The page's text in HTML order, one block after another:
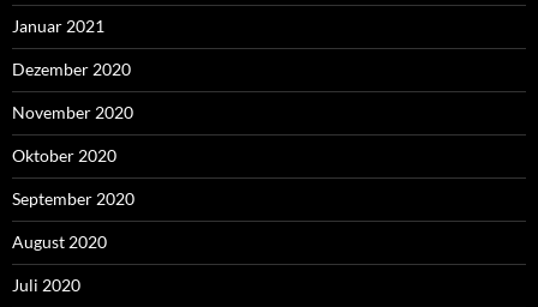
Januar 2021
Dezember 2020
November 2020
Oktober 2020
September 2020
August 2020
Juli 2020